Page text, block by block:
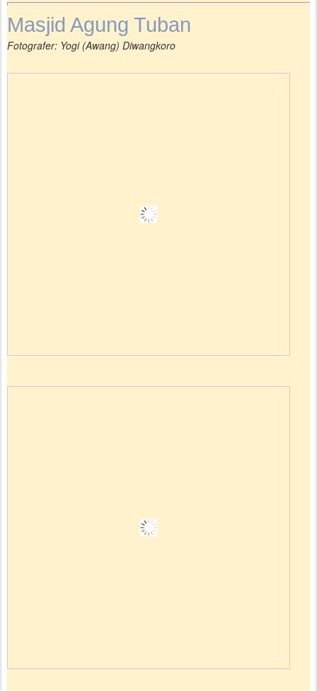
Masjid Agung Tuban
Fotografer: Yogi (Awang) Diwangkoro